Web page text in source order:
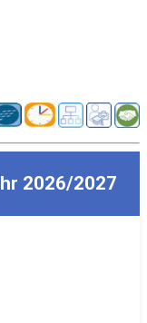
2026/2027